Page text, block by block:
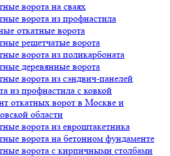
ворота на сваях
ворота из профнастила
откатные ворота
решетчатые ворота
ворота из поликарбоната
деревянные ворота
ворота из сэндвич-панелей
из профнастила с ковкой
откатных ворот в Москве и
области
ворота из евроштакетника
ворота на бетонном фундаменте
ворота с кирпичными столбами